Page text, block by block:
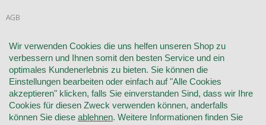
AGB
WIDERRUF
VERTRAG WIDERRUFEN
KONTAKT
DATENSCHUTZ
Wir verwenden Cookies die uns helfen unseren Shop zu
verbessern und Ihnen somit den besten Service und ein
optimales Kundenerlebnis zu bieten. Sie können die
Einstellungen bearbeiten oder einfach auf "Alle Cookies
akzeptieren" klicken, falls Sie einverstanden Sind, dass wir Ihre
Cookies für diesen Zweck verwenden können, anderfalls
können Sie diese ablehnen. Weitere Informationen finden Sie